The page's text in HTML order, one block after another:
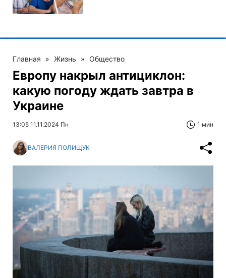
Главная » Жизнь » Общество
Европу накрыл антициклон:
какую погоду ждать завтра в
Украине
13:05 11.11.2024 Пн 1 мин
ВАЛЕРИЯ ПОЛИЩУК